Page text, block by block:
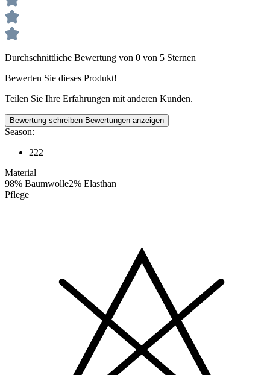
Durchschnittliche Bewertung von 0 von 5 Sternen
Bewerten Sie dieses Produkt!
Teilen Sie Ihre Erfahrungen mit anderen Kunden.
Bewertung schreiben Bewertungen anzeigen
Season:
222
Material
98% Baumwolle2% Elasthan
Pflege